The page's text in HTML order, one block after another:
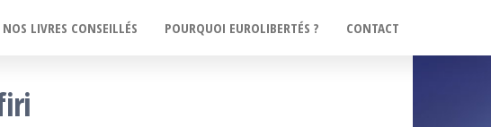
NOS LIVRES CONSEILLÉS POURQUOI EUROLIBERTÉS ? CONTACT